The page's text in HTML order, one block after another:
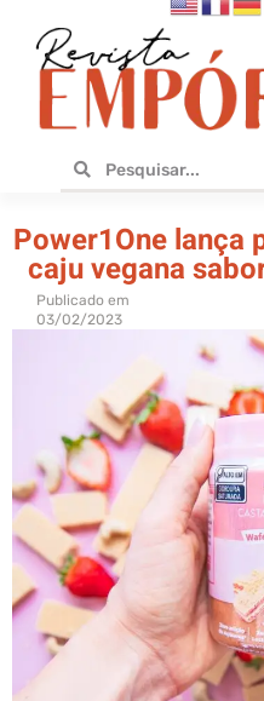
Power1One lança
caju vegana
Publicado em
03/02/2023